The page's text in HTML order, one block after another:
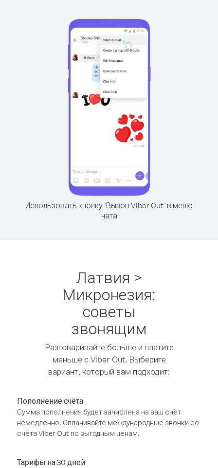
Использовать кнопку "Вызов Viber Out" в меню
чата
Латвия >
Микронезия:
советы
звонящим
Разговаривайте больше и платите
меньше с Viber Out. Выберите
вариант, который вам подходит:
Пополнение счёта
Сумма пополнения будет зачислена на ваш счёт
немедленно. Оплачивайте международные звонки со
счёта Viber Out по выгодным ценам.
Тарифы на 30 дней